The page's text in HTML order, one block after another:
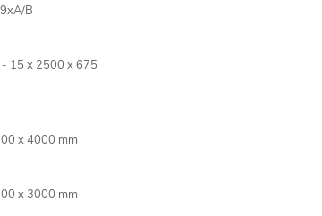
B
- 15 x 2500 x 675
x 4000 mm
x 3000 mm